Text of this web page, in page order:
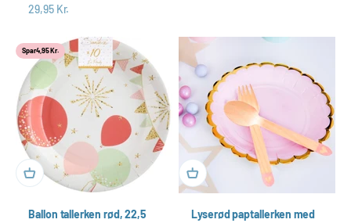
Salgspris
29,95 Kr.
Spar4,95 Kr.
Ballon tallerken rød, 22,5
Lyserød paptallerken med